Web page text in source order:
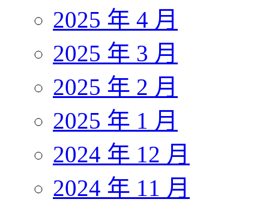
2025 年 4 月
2025 年 3 月
2025 年 2 月
2025 年 1 月
2024 年 12 月
2024 年 11 月